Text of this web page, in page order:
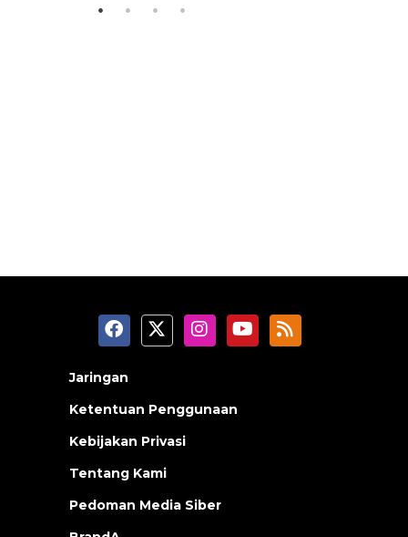
Jaringan
Ketentuan Penggunaan
Kebijakan Privasi
Tentang Kami
Pedoman Media Siber